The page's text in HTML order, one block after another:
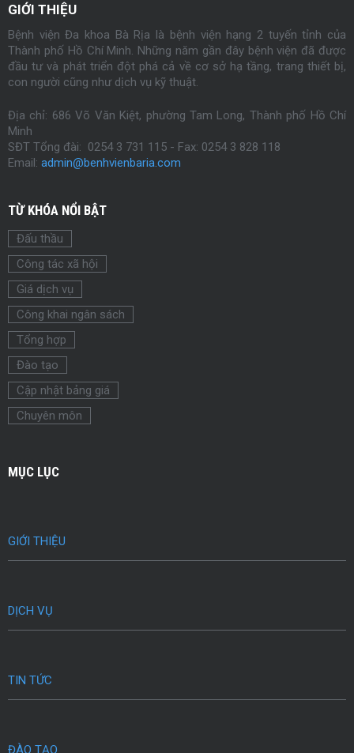
GIỚI THIỆU
Bệnh viện Đa khoa Bà Rịa là bệnh viện hạng 2 tuyến tỉnh của
Thành phố Hồ Chí Minh. Những năm gần đây bệnh viện đã được
đầu tư và phát triển đột phá cả về cơ sở hạ tầng, trang thiết bị,
con người cũng như dịch vụ kỹ thuật.
Địa chỉ: 686 Võ Văn Kiệt, phường Tam Long, Thành phố Hồ Chí
Minh
SĐT Tổng đài: 0254 3 731 115 - Fax: 0254 3 828 118
Email: admin@benhvienbaria.com
TỪ KHÓA NỔI BẬT
Đấu thầu
Công tác xã hội
Giá dịch vụ
Công khai ngân sách
Tổng hợp
Đào tạo
Cập nhật bảng giá
Chuyên môn
MỤC LỤC
GIỚI THIỆU
DỊCH VỤ
TIN TỨC
ĐÀO TẠO